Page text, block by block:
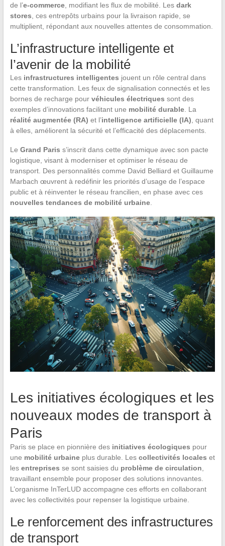
de l’e-commerce, modifiant les flux de mobilité. Les dark
stores , ces entrepôts urbains pour la livraison rapide, se
multiplient, répondant aux nouvelles attentes de consommation.
L’infrastructure intelligente et
l’avenir de la mobilité
Les infrastructures intelligentes jouent un rôle central dans
cette transformation. Les feux de signalisation connectés et les
bornes de recharge pour véhicules électriques sont des
exemples d’innovations facilitant une mobilité durable. La
réalité augmentée (RA) et l’intelligence artificielle (IA) , quant
à elles, améliorent la sécurité et l’efficacité des déplacements.
Le Grand Paris s’inscrit dans cette dynamique avec son pacte
logistique, visant à moderniser et optimiser le réseau de
transport. Des personnalités comme David Belliard et Guillaume
Marbach œuvrent à redéfinir les priorités d’usage de l’espace
public et à réinventer le réseau francilien, en phase avec ces
nouvelles tendances de mobilité urbaine.
Les initiatives écologiques et les
nouveaux modes de transport à
Paris
Paris se place en pionnière des initiatives écologiques pour
une mobilité urbaineplus durable. Les collectivités locales et
les entreprises se sont saisies du problème de circulation
travaillant ensemble pour proposer des solutions innovantes.
L’organisme InTerLUD accompagne ces efforts en collaborant
avec les collectivités pour repenser la logistique urbaine.
Le renforcement des infrastructures
de transport